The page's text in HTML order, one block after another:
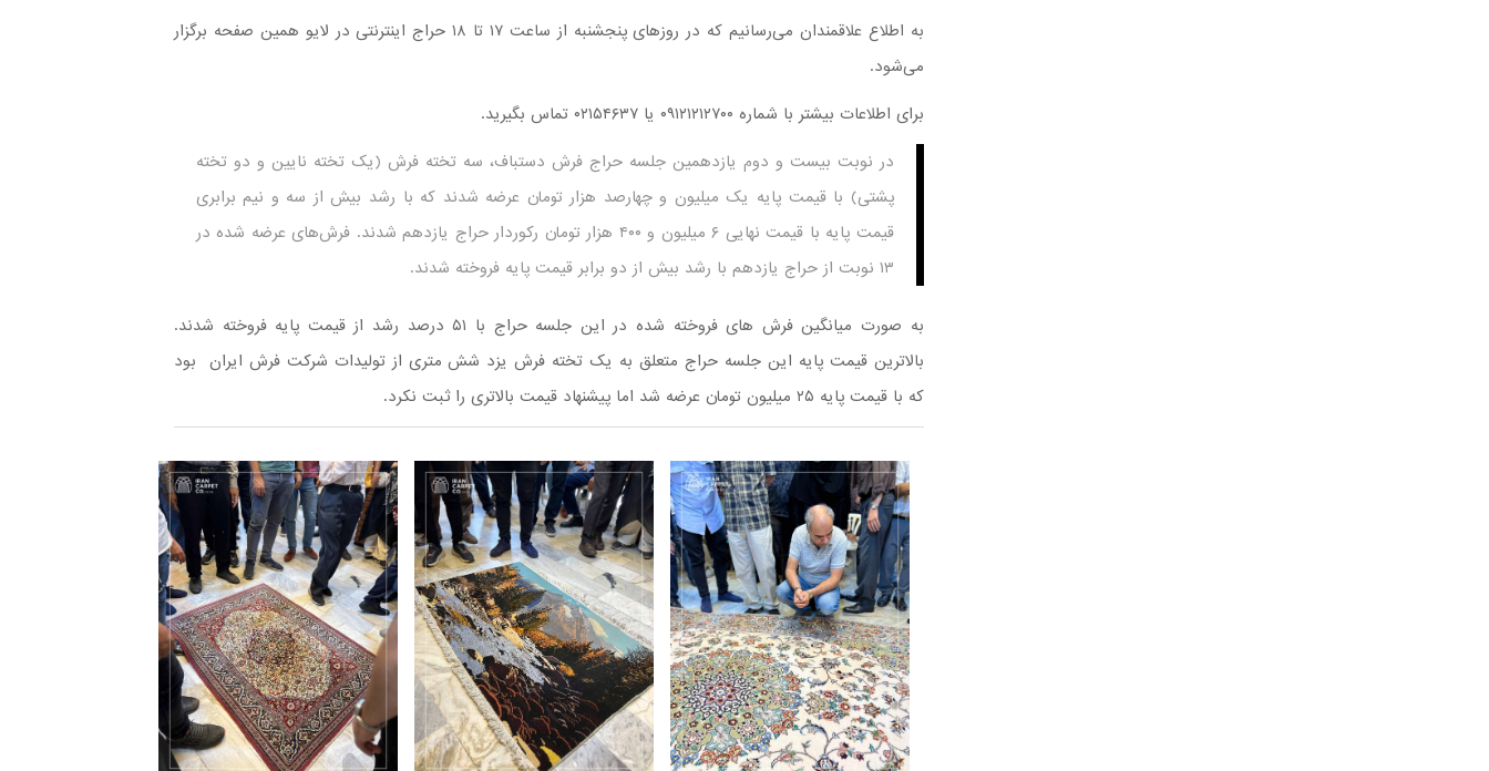
به اطلاع علاقمندان می‌رسانیم که در روزهای پنجشنبه از ساعت ۱۷ تا ۱۸ حراج اینترنتی در لایو همین صفحه برگزار
می‌شود.
برای اطلاعات بیشتر با شماره ۰۹۱۲۱۲۱۲۷۰۰ یا ۰۲۱۵۴۶۳۷ تماس بگیرید.
در نوبت بیست و دوم یازدهمین جلسه حراج فرش دستباف، سه تخته فرش (یک تخته نایین و دو تخته
پشتی) با قیمت پایه یک میلیون و چهارصد هزار تومان عرضه شدند که با رشد بیش از سه و نیم برابری
قیمت پایه با قیمت نهایی ۶ میلیون و ۴۰۰ هزار تومان رکوردار حراج یازدهم شدند. فرش‌های عرضه شده در
۱۳ نوبت از حراج یازدهم با رشد بیش از دو برابر قیمت پایه فروخته شدند.
به صورت میانگین فرش های فروخته شده در این جلسه حراج با ۵۱ درصد رشد از قیمت پایه فروخته شدند.
بالاترین قیمت پایه این جلسه حراج متعلق به یک تخته فرش یزد شش متری از تولیدات شرکت فرش ایران بود
که با قیمت پایه ۲۵ میلیون تومان عرضه شد اما پیشنهاد قیمت بالاتری را ثبت نکرد.